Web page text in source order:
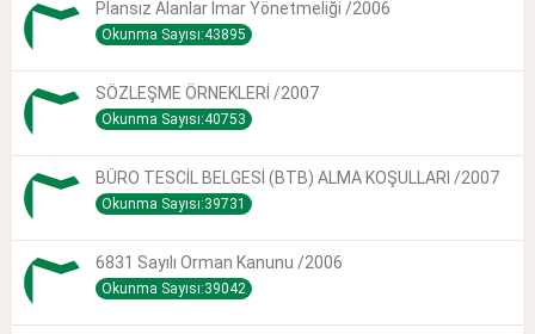
Plansız Alanlar Imar Yönetmeliği /2006
Okunma Sayısı:43895
SÖZLEŞME ÖRNEKLERİ /2007
Okunma Sayısı:40753
BÜRO TESCİL BELGESİ (BTB) ALMA KOŞULLARI /2007
Okunma Sayısı:39731
6831 Sayılı Orman Kanunu /2006
Okunma Sayısı:39042